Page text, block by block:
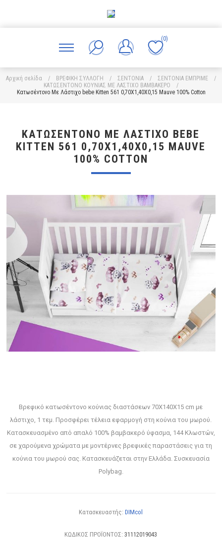
(0)
Αρχική σελίδα / ΒΡΕΦΙΚΗ ΣΥΛΛΟΓΗ / ΣΕΝΤΟΝΙΑ / ΣΕΝΤΟΝΙΑ ΕΜΠΡΙΜΕ
/
ΚΑΤΩΣΕΝΤΟΝΟ ΚΟΥΝΙΑΣ ΜΕ ΛΑΣΤΙΧΟ ΒΑΜΒΑΚΕΡΟ
/
Κατωσέντονο Με Λάστιχο bebe Kitten 561 0,70X1,40X0,15 Mauve 100% Cotton
ΚΑΤΩΣΈΝΤΟΝΟ ΜΕ ΛΆΣΤΙΧΟ BEBE
KITTEN 561 0,70X1,40X0,15 MAUVE
100% COTTON
Βρεφικό κατωσέντονο κούνιας διαστάσεων 70Χ140Χ15 cm με
λάστιχο, 1 τεμ. Προσφέρει τέλεια εφαρμογή στη κούνια του μωρού.
Κατασκευασμένο από απαλό 100% βαμβακερό ύφασμα, 144 Κλωστών,
σε χαρούμενα χρώματα με μοντέρνες βρεφικές παραστάσεις για τη
κούνια του μωρού σας. Κατασκευάζεται στην Ελλάδα. Συσκευασία
Polybag.
Κατασκευαστής: DIMcol
ΚΩΔΙΚΟΣ ΠΡΟΪΟΝΤΟΣ: 31112019043